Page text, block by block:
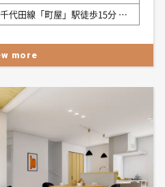
東京メトロ千代田線「町屋」駅徒歩15分 京成本線「町屋」駅徒歩15分 東京さくらトラム（都電荒川線）「町屋駅前」徒歩15分
more